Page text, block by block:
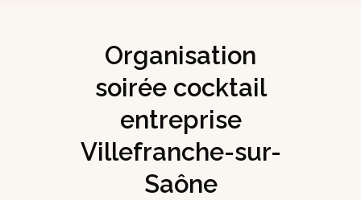
Organisation
soirée cocktail
entreprise
Villefranche-sur-
Saône